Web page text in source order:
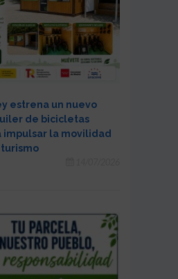
estrena un nuevo
de bicicletas
impulsar la movilidad